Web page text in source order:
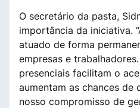
O secretário da pasta,
importância da iniciativa.
atuado de forma
empresas e
presenciais facilitam o
aumentam as chances de
nosso compromisso de